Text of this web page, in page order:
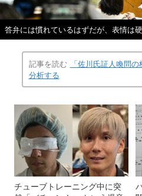
答弁には慣れているはずだが、表情は
記事を読む
「佐川氏証人喚問
分析する
チューブトレーニング中に突